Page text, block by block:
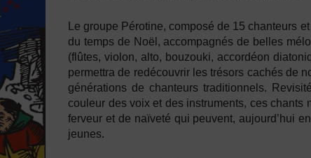
Le groupe Pérotine, composé de 15 chanteurs
du temps de Noël, accompagnés de belles
(flûtes, violon, alto, bouzouki, accordéon
permettra de redécouvrir les trésors cachés de
générations de chanteurs traditionnels.
couleur des voix et des instruments, ces chants
ferveur et de naïveté qui peuvent, aujourd’hui
jeunes.